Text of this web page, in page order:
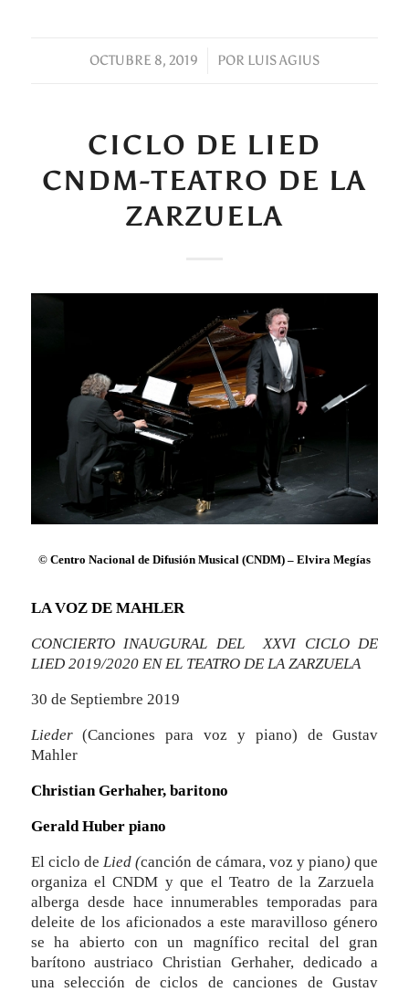
OCTUBRE 8, 2019
/ POR LUIS AGIUS
CICLO DE LIED
CNDM-TEATRO DE LA
ZARZUELA
© Centro Nacional de Difusión Musical (CNDM) – Elvira Megías
LA VOZ DE MAHLER
CONCIERTO INAUGURAL DEL XXVI CICLO DE
LIED 2019/2020 EN EL TEATRO DE LA ZARZUELA
30 de Septiembre 2019
Lieder(Canciones para voz y piano) de Gustav
Mahler
Christian Gerhaher, baritono
Gerald Huber piano
El ciclo de Lied (canción de cámara, voz y piano)que
organiza el CNDM y que el Teatro de la Zarzuela
alberga desde hace innumerables temporadas para
deleite de los aficionados a este maravilloso género
se ha abierto con un magnífico recital del gran
barítono austriaco Christian Gerhaher, dedicado a
una selección de ciclos de canciones de Gustav